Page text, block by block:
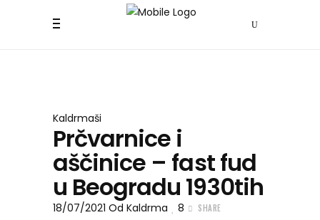
Kaldrmaši
Prčvarnice i
aščinice – fast fud
u Beogradu 1930tih
18/07/2021 Od Kaldrma 8 SHARE